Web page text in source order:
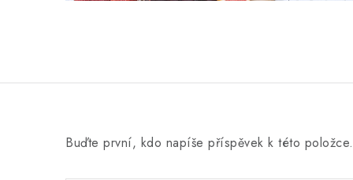
Buďte první, kdo napíše příspěvek k této položce.